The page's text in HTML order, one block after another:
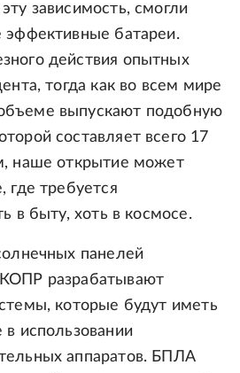
зависимость, смогли
эффективные батареи.
действия опытных
тогда как во всем мире
выпускают подобную
составляет всего 17
наше открытие может
где требуется
в быту, хоть в космосе.
панелей
разрабатывают
которые будут иметь
в использовании
аппаратов. БПЛА